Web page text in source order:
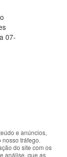
07-
e anúncios,
tráfego.
do site com os
análise, que as